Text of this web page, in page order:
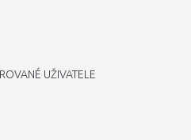
UŽIVATELE